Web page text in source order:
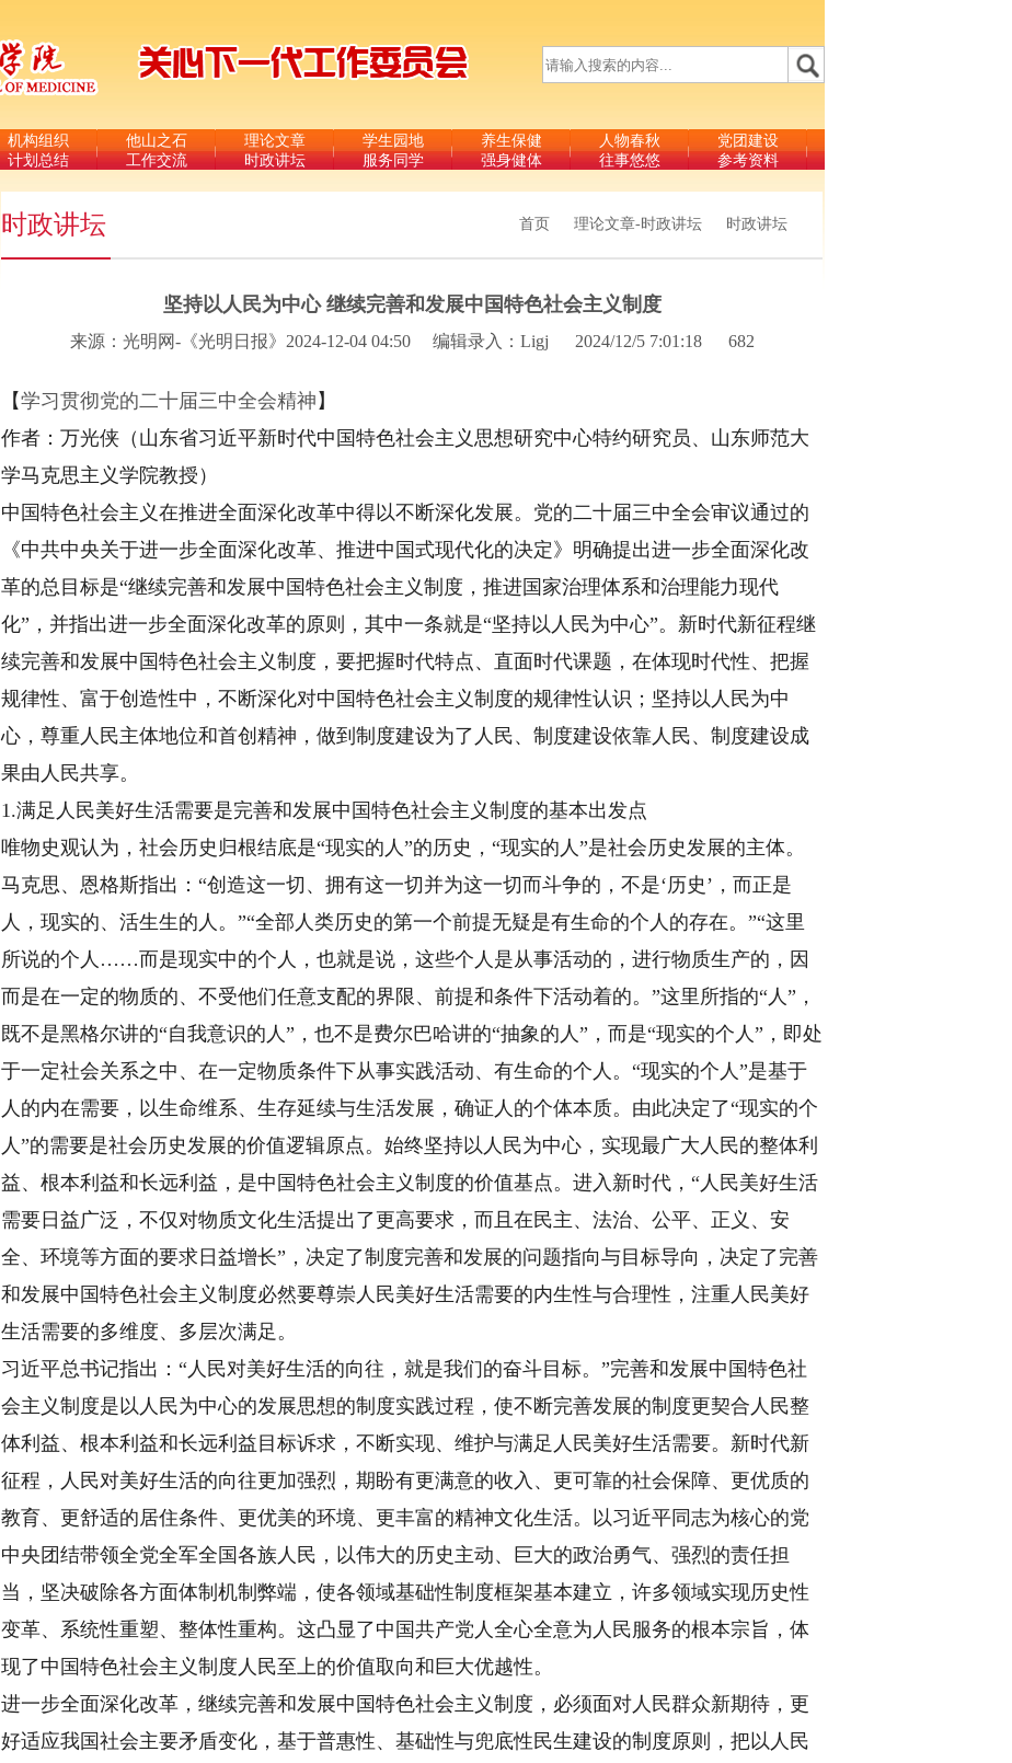
机构组织
计划总结
他山之石
工作交流
理论文章
时政讲坛
学生园地
服务同学
养生保健
强身健体
人物春秋
往事悠悠
党团建设
参考资料
时政讲坛 首页 理论文章-时政讲坛 时政讲坛
坚持以人民为中心 继续完善和发展中国特色社会主义制度
来源：光明网-《光明日报》2024-12-04 04:50 编辑录入：Ligj 2024/12/5 7:01:18 682
【学习贯彻党的二十届三中全会精神 】
作者：万光侠（山东省习近平新时代中国特色社会主义思想研究中心特约研究员、山东师范大
学马克思主义学院教授）
中国特色社会主义在推进全面深化改革中得以不断深化发展。党的二十届三中全会审议通过的
《中共中央关于进一步全面深化改革、推进中国式现代化的决定》明确提出进一步全面深化改
革的总目标是“继续完善和发展中国特色社会主义制度，推进国家治理体系和治理能力现代
化”，并指出进一步全面深化改革的原则，其中一条就是“坚持以人民为中心”。新时代新征程继
续完善和发展中国特色社会主义制度，要把握时代特点、直面时代课题，在体现时代性、把握
规律性、富于创造性中，不断深化对中国特色社会主义制度的规律性认识；坚持以人民为中
心，尊重人民主体地位和首创精神，做到制度建设为了人民、制度建设依靠人民、制度建设成
果由人民共享。
1.满足人民美好生活需要是完善和发展中国特色社会主义制度的基本出发点
唯物史观认为，社会历史归根结底是“现实的人”的历史，“现实的人”是社会历史发展的主体。
马克思、恩格斯指出：“创造这一切、拥有这一切并为这一切而斗争的，不是‘历史’，而正是
人，现实的、活生生的人。”“全部人类历史的第一个前提无疑是有生命的个人的存在。”“这里
所说的个人……而是现实中的个人，也就是说，这些个人是从事活动的，进行物质生产的，因
而是在一定的物质的、不受他们任意支配的界限、前提和条件下活动着的。”这里所指的“人”，
既不是黑格尔讲的“自我意识的人”，也不是费尔巴哈讲的“抽象的人”，而是“现实的个人”，即处
于一定社会关系之中、在一定物质条件下从事实践活动、有生命的个人。“现实的个人”是基于
人的内在需要，以生命维系、生存延续与生活发展，确证人的个体本质。由此决定了“现实的个
人”的需要是社会历史发展的价值逻辑原点。始终坚持以人民为中心，实现最广大人民的整体利
益、根本利益和长远利益，是中国特色社会主义制度的价值基点。进入新时代，“人民美好生活
需要日益广泛，不仅对物质文化生活提出了更高要求，而且在民主、法治、公平、正义、安
全、环境等方面的要求日益增长”，决定了制度完善和发展的问题指向与目标导向，决定了完善
和发展中国特色社会主义制度必然要尊崇人民美好生活需要的内生性与合理性，注重人民美好
生活需要的多维度、多层次满足。
习近平总书记指出：“人民对美好生活的向往，就是我们的奋斗目标。”完善和发展中国特色社
会主义制度是以人民为中心的发展思想的制度实践过程，使不断完善发展的制度更契合人民整
体利益、根本利益和长远利益目标诉求，不断实现、维护与满足人民美好生活需要。新时代新
征程，人民对美好生活的向往更加强烈，期盼有更满意的收入、更可靠的社会保障、更优质的
教育、更舒适的居住条件、更优美的环境、更丰富的精神文化生活。以习近平同志为核心的党
中央团结带领全党全军全国各族人民，以伟大的历史主动、巨大的政治勇气、强烈的责任担
当，坚决破除各方面体制机制弊端，使各领域基础性制度框架基本建立，许多领域实现历史性
变革、系统性重塑、整体性重构。这凸显了中国共产党人全心全意为人民服务的根本宗旨，体
现了中国特色社会主义制度人民至上的价值取向和巨大优越性。
进一步全面深化改革，继续完善和发展中国特色社会主义制度，必须面对人民群众新期待，更
好适应我国社会主要矛盾变化，基于普惠性、基础性与兜底性民生建设的制度原则，把以人民